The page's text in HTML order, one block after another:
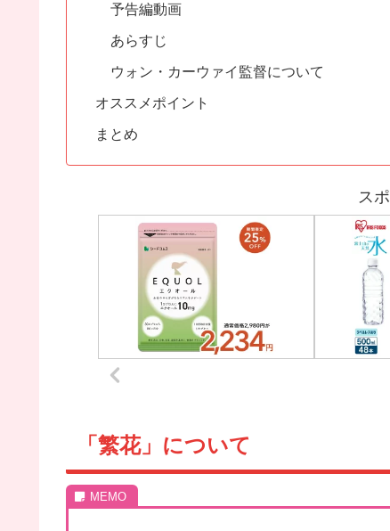
予告編動画
あらすじ
ウォン・カーウァイ監督について
オススメポイント
まとめ
ス
「繁花」について